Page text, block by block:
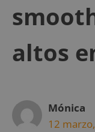
altos
Mónica
12